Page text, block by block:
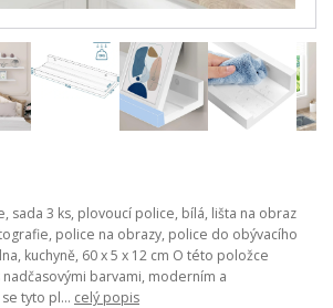
sada 3 ks, plovoucí police, bílá, lišta na obraz
police na obrazy, police do obývacího
kuchyně, 60 x 5 x 12 cm O této položce
s nadčasovými barvami, moderním a
tyto pl... celý popis